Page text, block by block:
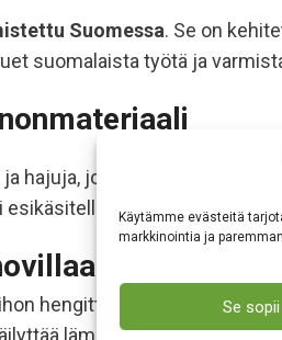
Käytämme evästeitä
markkinointia ja
Se sopii
Suomessa. Se on
suomalaista työtä ja
hajuja, joten tuote raikastuu
esikäsitellä marseille‑ tai
hengittää tuntuu siksi
lämpöä sitomalla ilmaa